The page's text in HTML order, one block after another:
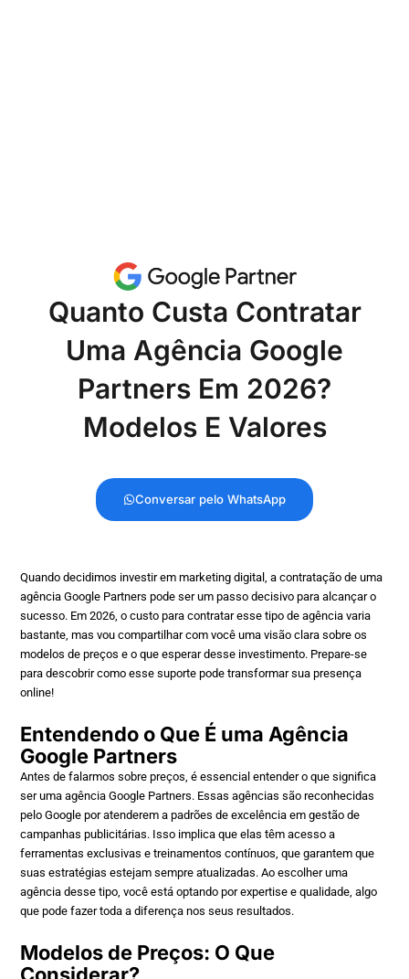
Quanto Custa Contratar
Uma Agência Google
Partners Em 2026?
Modelos E Valores
Conversar pelo WhatsApp
Quando decidimos investir em marketing digital, a contratação de uma
agência Google Partners pode ser um passo decisivo para alcançar o
sucesso. Em 2026, o custo para contratar esse tipo de agência varia
bastante, mas vou compartilhar com você uma visão clara sobre os
modelos de preços e o que esperar desse investimento. Prepare-se
para descobrir como esse suporte pode transformar sua presença
online!
Entendendo o Que É uma Agência
Google Partners
Antes de falarmos sobre preços, é essencial entender o que significa
ser uma agência Google Partners. Essas agências são reconhecidas
pelo Google por atenderem a padrões de excelência em gestão de
campanhas publicitárias. Isso implica que elas têm acesso a
ferramentas exclusivas e treinamentos contínuos, que garantem que
suas estratégias estejam sempre atualizadas. Ao escolher uma
agência desse tipo, você está optando por expertise e qualidade, algo
que pode fazer toda a diferença nos seus resultados.
Modelos de Preços: O Que